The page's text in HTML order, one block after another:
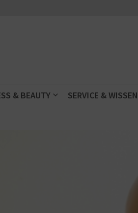
& BEAUTY SERVICE & WISSEN